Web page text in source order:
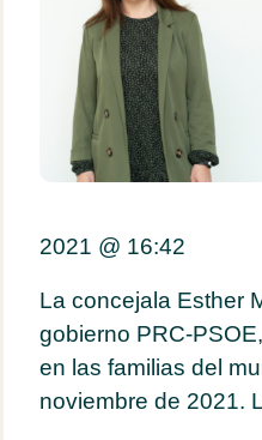
2021 @ 16:42
La concejala Esther
gobierno PRC-
en las familias del
noviembre de 2021.